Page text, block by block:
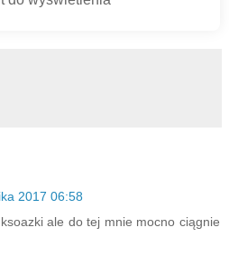
2017 06:58
ale do tej mnie mocno ciągnie